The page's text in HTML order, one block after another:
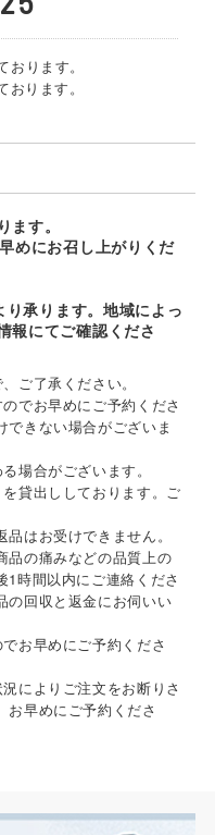
ります。
ります。
す。
めにお召し上がりくだ
承ります。地域によっ
報にてご確認くださ
ご了承ください。
でお早めにご予約くださ
きない場合がございま
場合がございます。
貸出ししております。ご
はお受けできません。
品の痛みなどの品質上の
時間以内にご連絡くださ
の回収と返金にお伺いい
お早めにご予約くださ
によりご注文をお断りさ
早めにご予約くださ